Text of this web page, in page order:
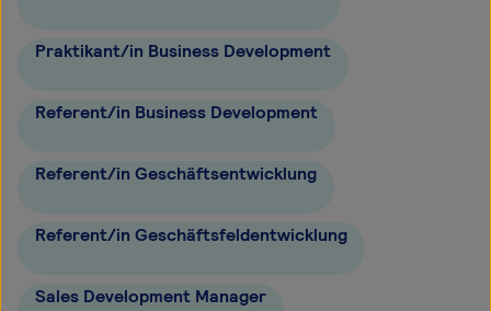
Praktikant/in Business Development
Referent/in Business Development
Referent/in Geschäftsentwicklung
Referent/in Geschäftsfeldentwicklung
Sales Development Manager